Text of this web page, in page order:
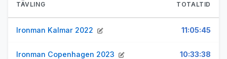
TÄVLING TOTALTID
Ironman Kalmar 2022 11:05:45
Ironman Copenhagen 2023 10:33:38